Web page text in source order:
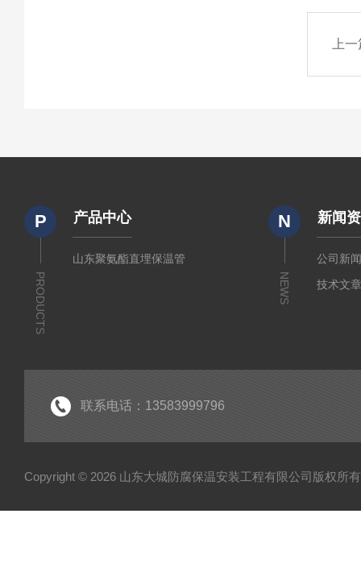
上
P
PRODUCTS
产品中心
山东聚氨酯直埋保温管
N
NEWS
新闻
公司新
技术文
联系电话：13583999796
Copyright © 2026 山东大城防腐保温安装工程有限公司版权所